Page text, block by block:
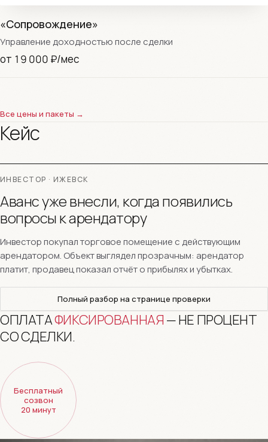
«Сопровождение»
Управление доходностью после сделки
от 19 000 ₽/мес
Все цены и пакеты →
Кейс
ИНВЕСТОР · ИЖЕВСК
Аванс уже внесли, когда появились
вопросы к арендатору
Инвестор покупал торговое помещение с действующим
арендатором. Объект выглядел прозрачным: арендатор
платит, продавец показал отчёт о прибылях и убытках.
Полный разбор на странице проверки
ОПЛАТАФИКСИРОВАННАЯ — НЕ ПРОЦЕНТ
СО СДЕЛКИ.
Бесплатный
созвон
20 минут